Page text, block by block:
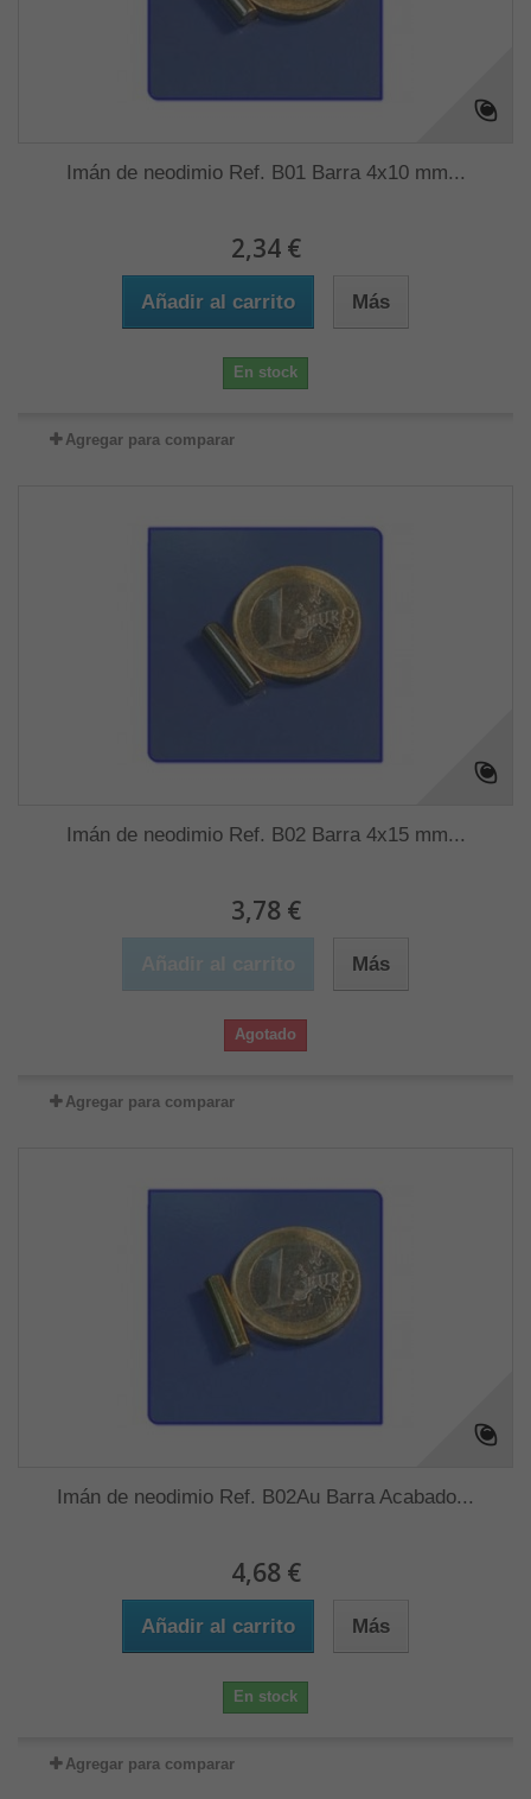
Imán de neodimio Ref. B01 Barra 4x10 mm...
2,34 €
Añadir al carrito Más
En stock
Agregar para comparar
Imán de neodimio Ref. B02 Barra 4x15 mm...
3,78 €
Más
Agotado
Agregar para comparar
Imán de neodimio Ref. B02Au Barra Acabado...
4,68 €
Añadir al carrito Más
En stock
Agregar para comparar